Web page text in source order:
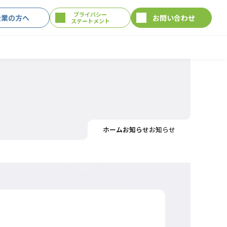
の方へ
プライバシー
ステートメント
お問い合わせ
ホームお知らせお知らせ